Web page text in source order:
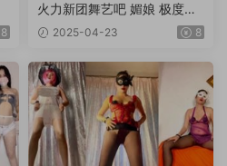
8
火力新团舞艺吧 媚娘 极度诱
惑顶胯热舞 第30期 10V/1.75
2025-04-23 8